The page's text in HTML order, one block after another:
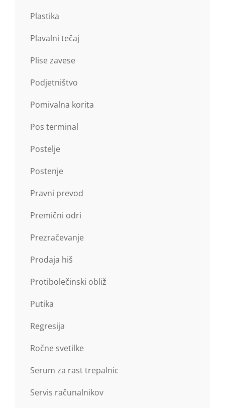
Plastika
Plavalni tečaj
Plise zavese
Podjetništvo
Pomivalna korita
Pos terminal
Postelje
Postenje
Pravni prevod
Premični odri
Prezračevanje
Prodaja hiš
Protibolečinski obliž
Putika
Regresija
Ročne svetilke
Serum za rast trepalnic
Servis računalnikov